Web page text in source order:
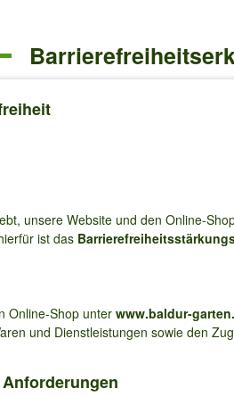
unsere Website und den Online-
ist das
Online-Shop unter www.baldur-
und Dienstleistungen sowie den